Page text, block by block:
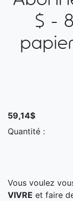
$ -
59,14$
Quantité :
Vous voulez
VIVRE et faire